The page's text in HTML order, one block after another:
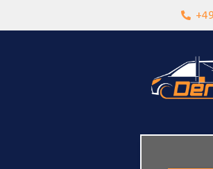
Lokalgeschäft in